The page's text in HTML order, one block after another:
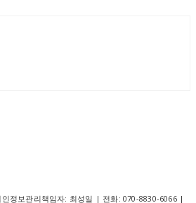
정보관리책임자: 최성일 | 전화: 070-8830-6066 |